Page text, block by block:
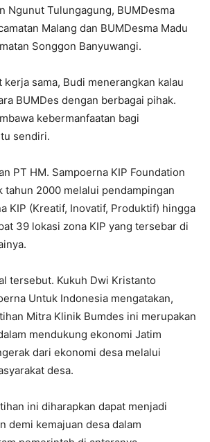
Ngunut Tulungagung, BUMDesma
Malang dan BUMDesma Madu
Songgon Banyuwangi.
kerja sama, Budi menerangkan kalau
BUMDes dengan berbagai pihak.
kebermanfaatan bagi
sendiri.
PT HM. Sampoerna KIP Foundation
tahun 2000 melalui pendampingan
KIP (Kreatif, Inovatif, Produktif) hingga
39 lokasi zona KIP yang tersebar di
tersebut. Kukuh Dwi Kristanto
Untuk Indonesia mengatakan,
Mitra Klinik Bumdes ini merupakan
mendukung ekonomi Jatim
dari ekonomi desa melalui
desa.
ini diharapkan dapat menjadi
demi kemajuan desa dalam